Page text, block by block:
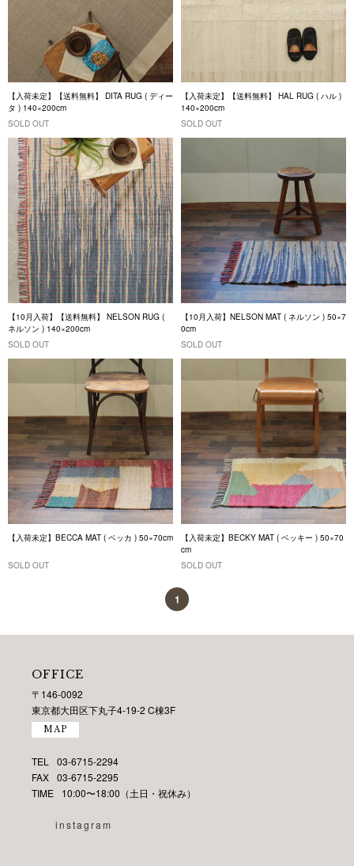
【入荷未定】【送料無料】 DITA RUG ( ディー
タ ) 140×200cm
SOLD OUT
【入荷未定】【送料無料】 HAL RUG ( ハル )
140×200cm
SOLD OUT
【10月入荷】【送料無料】 NELSON RUG (
ネルソン ) 140×200cm
SOLD OUT
【10月入荷】NELSON MAT ( ネルソン ) 50×7
0cm
SOLD OUT
【入荷未定】BECCA MAT ( ベッカ ) 50×70cm
SOLD OUT
【入荷未定】BECKY MAT ( ベッキー ) 50×70
cm
SOLD OUT
1
OFFICE
〒146-0092
東京都大田区下丸子4-19-2 C棟3F
MAP
TEL
03-6715-2294
FAX 03-6715-2295
TIME
10:00〜18:00（土日・祝休み）
instagram